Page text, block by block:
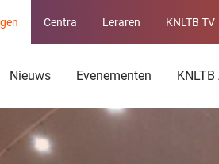
Centra Leraren KNLTB TV
Nieuws Evenementen